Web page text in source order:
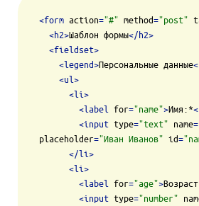
<form action="#" method="post"
<h2>Шаблон формы</h2>
<fieldset>
<legend>Персональные данные
<ul >
<li >
<label for="name">Имя:*
<input type="text" name=
placeholder="Иван Иванов" id=
</li >
<li >
<label for="age">
<input type="number"